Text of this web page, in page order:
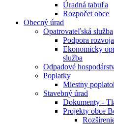
Úradná tabuľa
Rozpočet obce
Obecný úrad
Opatrovateľská služba
Podpora
Ekonomicky
služba
Odpadové
Poplatky
Miestny
Stavebný úrad
Dokumenty -
Projekty obce